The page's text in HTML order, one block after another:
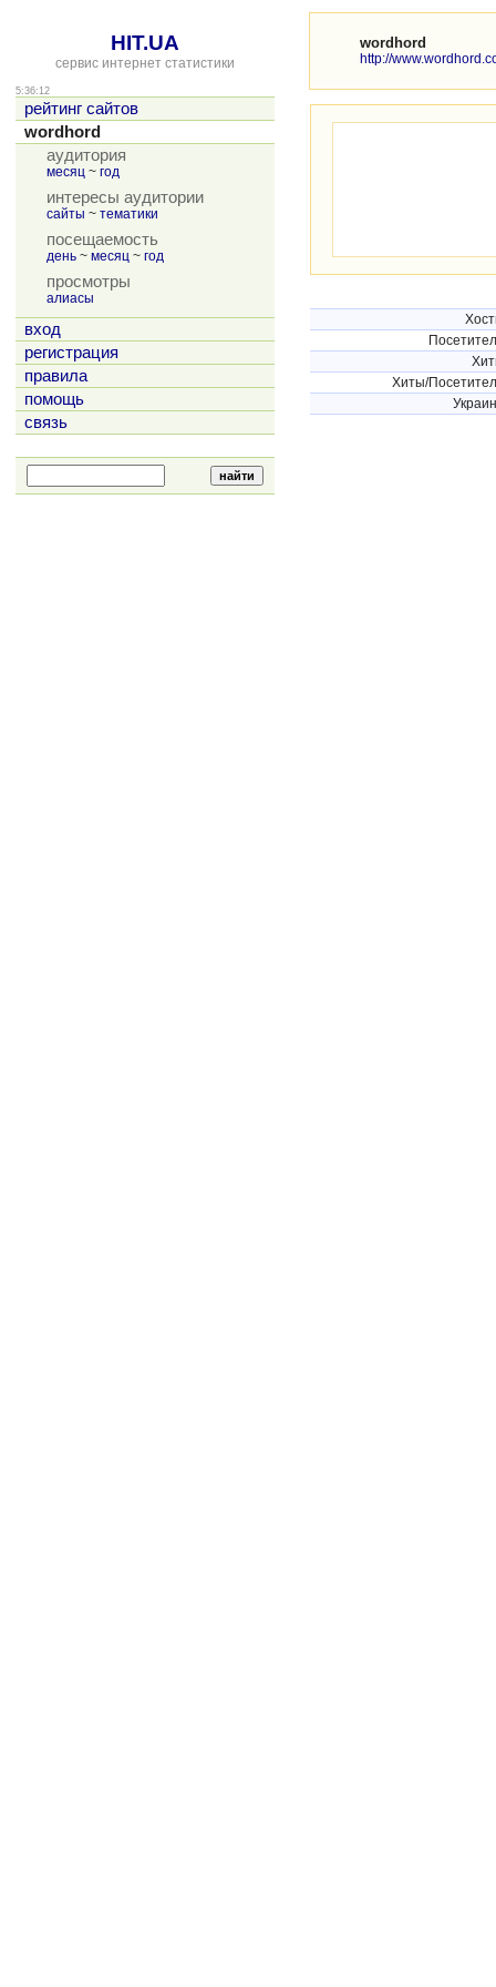
HIT.UA
сервис интернет статистики
5:36:12
рейтинг сайтов
wordhord
аудитория
месяц ~ год
интересы аудитории
сайты ~ тематики
посещаемость
день ~ месяц ~ год
просмотры
алиасы
вход
регистрация
правила
помощь
связь
wordhord
http://
Хиты/